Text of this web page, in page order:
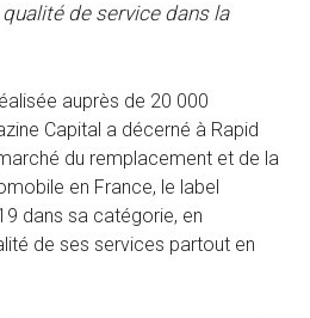
de service dans la
auprès de 20 000
Capital a décerné à Rapid
du remplacement et de la
en France, le label
dans sa catégorie, en
de ses services partout en